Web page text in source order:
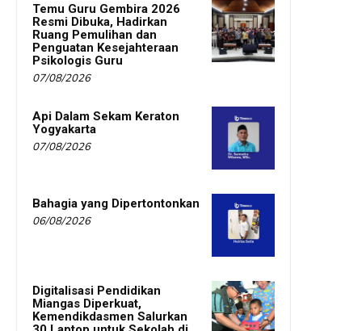
Temu Guru Gembira 2026
Resmi Dibuka, Hadirkan
Ruang Pemulihan dan
Penguatan Kesejahteraan
Psikologis Guru
07/08/2026
Api Dalam Sekam Keraton
Yogyakarta
07/08/2026
Bahagia yang Dipertontonkan
06/08/2026
Digitalisasi Pendidikan
Miangas Diperkuat,
Kemendikdasmen Salurkan